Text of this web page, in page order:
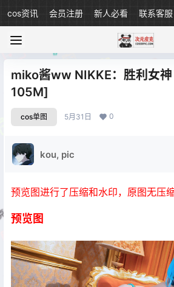
cos资讯 会员注册 新人必看 联系客服
miko酱ww NIKKE：胜利女
105M]
cos单图 5月31日 0
kou, pic
预览图进行了压缩和水印，原图无压
预览图